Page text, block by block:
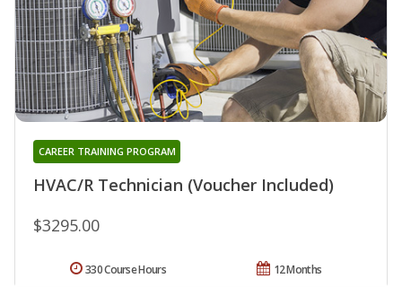
HVAC/R Technician (Voucher Included)
CAREER TRAINING PROGRAM
$3295.00
12 Months
330 Course Hours